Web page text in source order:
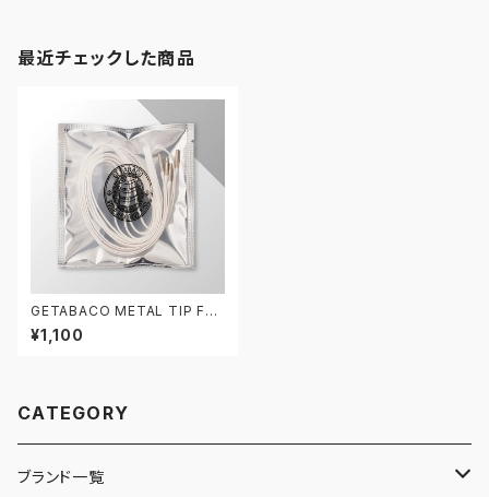
最近チェックした商品
GETABACO METAL TIP FLA
T LACES WHITE/SILVER ゲ
タバコ フラットレース 5mm/12
¥1,100
CATEGORY
ブランド一覧